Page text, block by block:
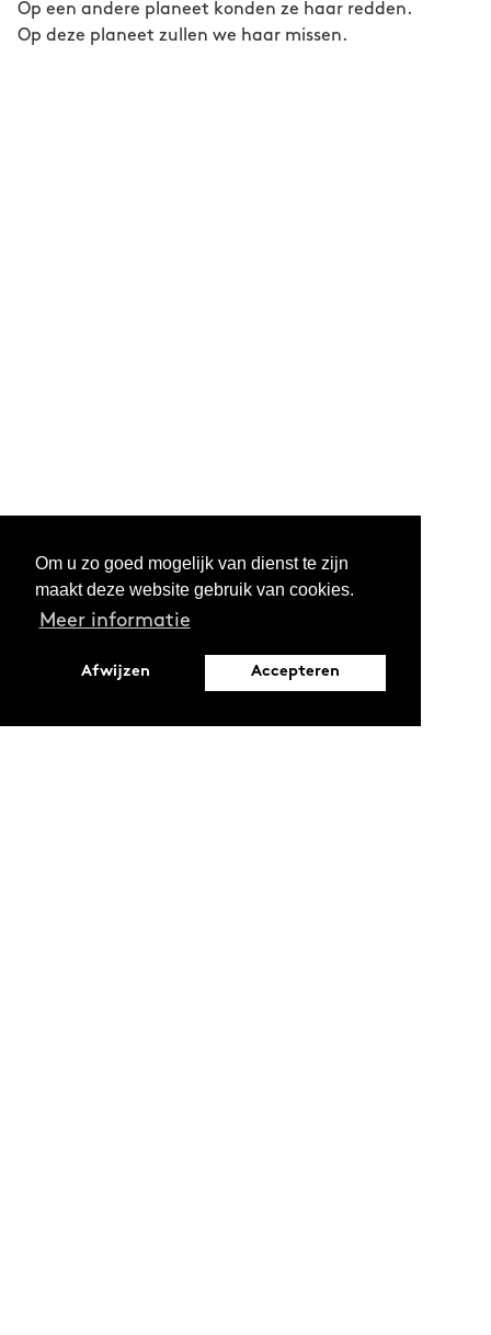
Om u zo goed mogelijk van dienst te zijn
maakt deze website gebruik van cookies.
Meer informatie
Afwijzen Accepteren
Op een andere planeet konden ze haar redden.
Op deze planeet zullen we haar missen.